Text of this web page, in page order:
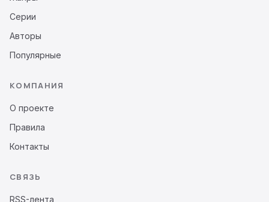
Серии
Авторы
Популярные
КОМПАНИЯ
О проекте
Правила
Контакты
СВЯЗЬ
RSS-лента